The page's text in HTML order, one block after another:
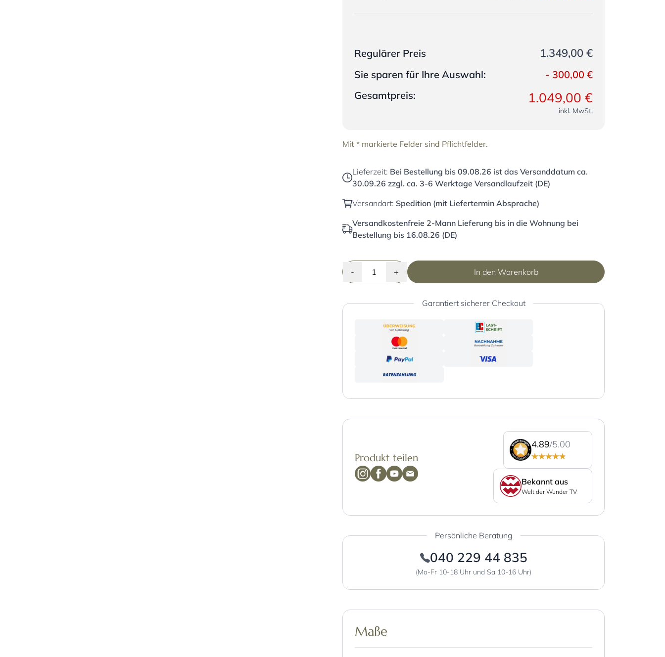
Regulärer Preis 1.349,00 €
Sie sparen für Ihre Auswahl: - 300,00 €
Gesamtpreis:
1.049,00 €
inkl. MwSt.
Mit * markierte Felder sind Pflichtfelder.
Lieferzeit: Bei Bestellung bis 09.08.26 ist das Versanddatum ca.
30.09.26 zzgl. ca. 3-6 Werktage Versandlaufzeit (DE)
Versandart: Spedition (mit Liefertermin Absprache)
Versandkostenfreie 2-Mann Lieferung bis in die Wohnung bei
Bestellung bis 16.08.26 (DE)
- + In den Warenkorb
Garantiert sicherer Checkout
Produkt teilen
4.89/5.00
Bekannt aus
Welt der Wunder TV
Persönliche Beratung
040 229 44 835
(Mo-Fr 10-18 Uhr und Sa 10-16 Uhr)
Maße